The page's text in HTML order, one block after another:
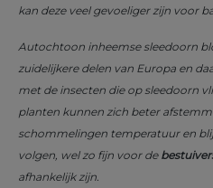
kan deze veel gevoeliger zijn voor
Autochtoon inheemse sleedoorn
zuidelijkere delen van Europa en
met de insecten die op sleedoorn
planten kunnen zich beter
schommelingen temperatuur en
volgen, wel zo fijn voor de
afhankelijk zijn.